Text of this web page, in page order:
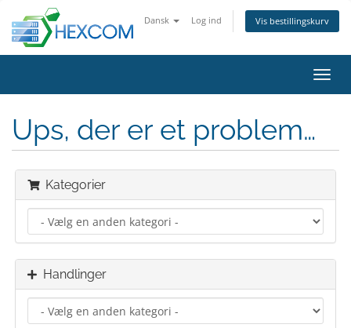
Dansk Log ind Vis bestillingskurv
Skift
Ups, der er et problem…
Kategorier
Handlinger